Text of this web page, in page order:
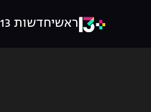
ראשיחדשות 13